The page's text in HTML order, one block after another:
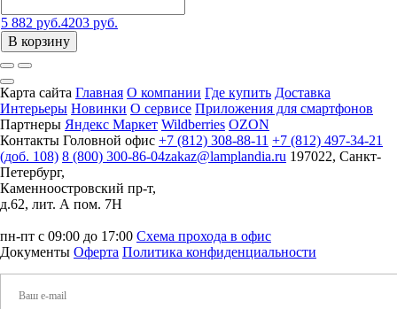
5 882 руб.4203 руб.
В корзину
Карта сайта Главная О компании Где купить Доставка
Интерьеры Новинки О сервисе Приложения для смартфонов
Партнеры Яндекс Маркет Wildberries OZON
Контакты Головной офис +7 (812) 308-88-11 +7 (812) 497-34-21
(доб. 108) 8 (800) 300-86-04zakaz@lamplandia.ru 197022, Санкт-
Петербург,
Каменноостровский пр-т,
д.62, лит. А пом. 7Н
пн-пт с 09:00 до 17:00 Схема прохода в офис
Документы Оферта Политика конфиденциальности